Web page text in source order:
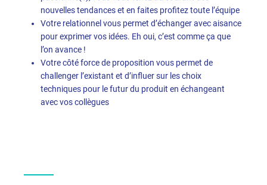
nouvelles tendances et en faites profitez toute l’équipe
Votre relationnel vous permet d’échanger avec aisance
pour exprimer vos idées. Eh oui, c’est comme ça que
l’on avance !
Votre côté force de proposition vous permet de
challenger l’existant et d’influer sur les choix
techniques pour le futur du produit en échangeant
avec vos collègues